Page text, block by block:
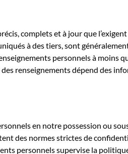
complets et à jour que
à des tiers, sont
personnels à moins
renseignements dépend des
en notre possession ou
des normes strictes de
personnels supervise la